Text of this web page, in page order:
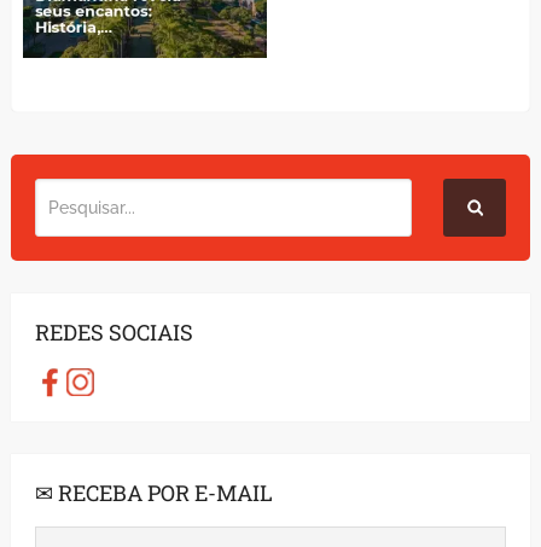
REDES SOCIAIS
✉ RECEBA POR E-MAIL